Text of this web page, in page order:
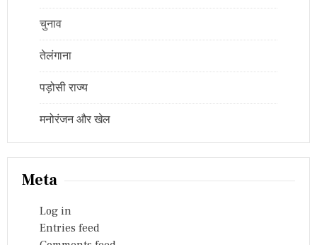
चुनाव
तेलंगाना
पड़ोसी राज्य
मनोरंजन और खेल
Meta
Log in
Entries feed